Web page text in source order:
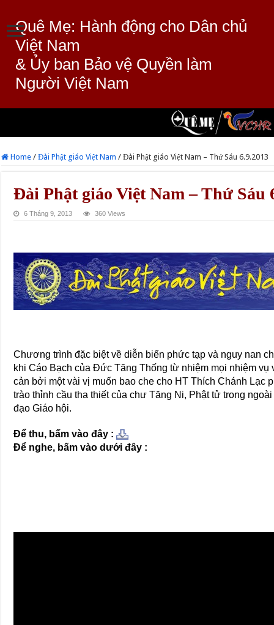
Quê Mẹ: Hành động cho Dân chủ
Việt Nam
& Ủy ban Bảo vệ Quyền làm
Người Việt Nam
Home / Đài Phật giáo Việt Nam / Đài Phật giáo Việt Nam – Thứ Sáu 6.9.2013
Đài Phật giáo Việt Nam – Thứ Sáu
6 Tháng 9, 2013 360 Views
Chương trình đặc biệt về diễn biến phức tạp và nguy nan
khi Cáo Bạch của Đức Tăng Thống từ nhiệm mọi nhiệm vụ
cản bởi một vài vị muốn bao che cho HT Thích Chánh Lạc
trào thỉnh cầu tha thiết của chư Tăng Ni, Phật tử trong
đạo Giáo hội.
Để thu, bấm vào đây :
Để nghe, bấm vào dưới đây :